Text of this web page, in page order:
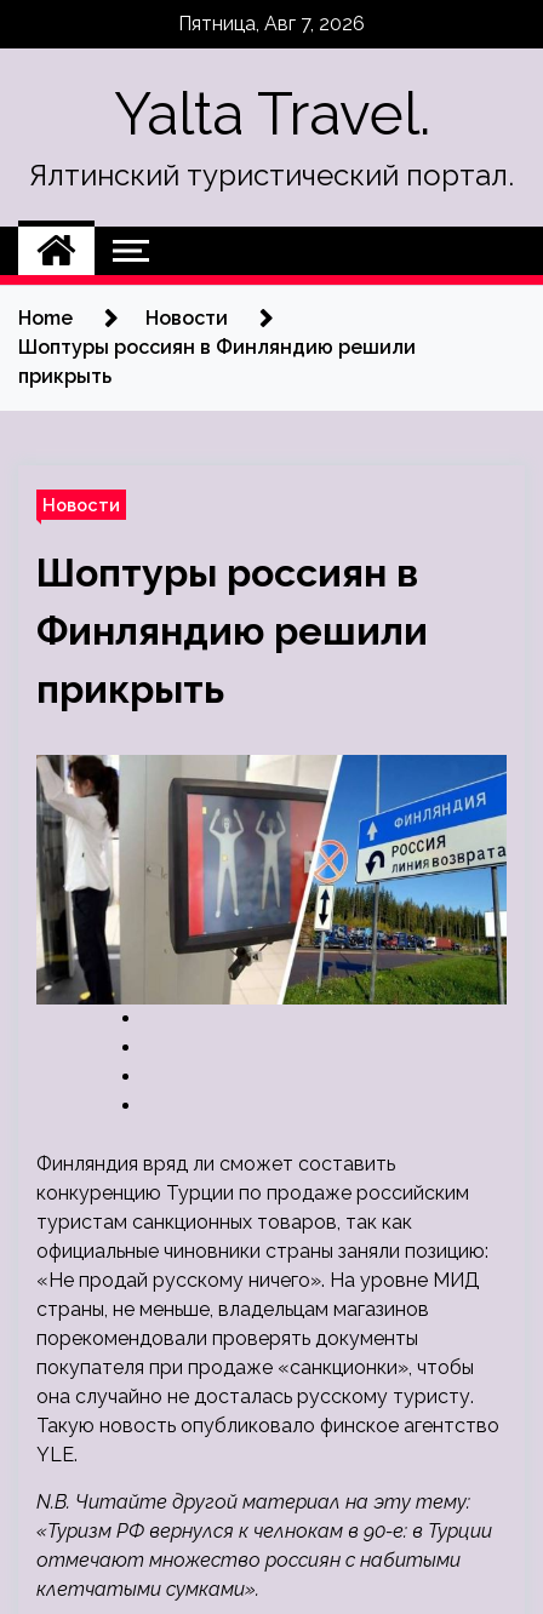
Пятница, Авг 7, 2026
Yalta Travel.
Ялтинский туристический портал.
Home
Новости
Шоптуры россиян в Финляндию решили
прикрыть
Новости
Шоптуры россиян в
Финляндию решили
прикрыть
Финляндия вряд ли сможет составить
конкуренцию Турции по продаже российским
туристам санкционных товаров, так как
официальные чиновники страны заняли позицию:
«Не продай русскому ничего». На уровне МИД
страны, не меньше, владельцам магазинов
порекомендовали проверять документы
покупателя при продаже «санкционки», чтобы
она случайно не досталась русскому туристу.
Такую новость опубликовало финское агентство
YLE.
N.B. Читайте другой материал на эту тему:
«Туризм РФ вернулся к челнокам в 90-е: в Турции
отмечают множество россиян с набитыми
клетчатыми сумками».